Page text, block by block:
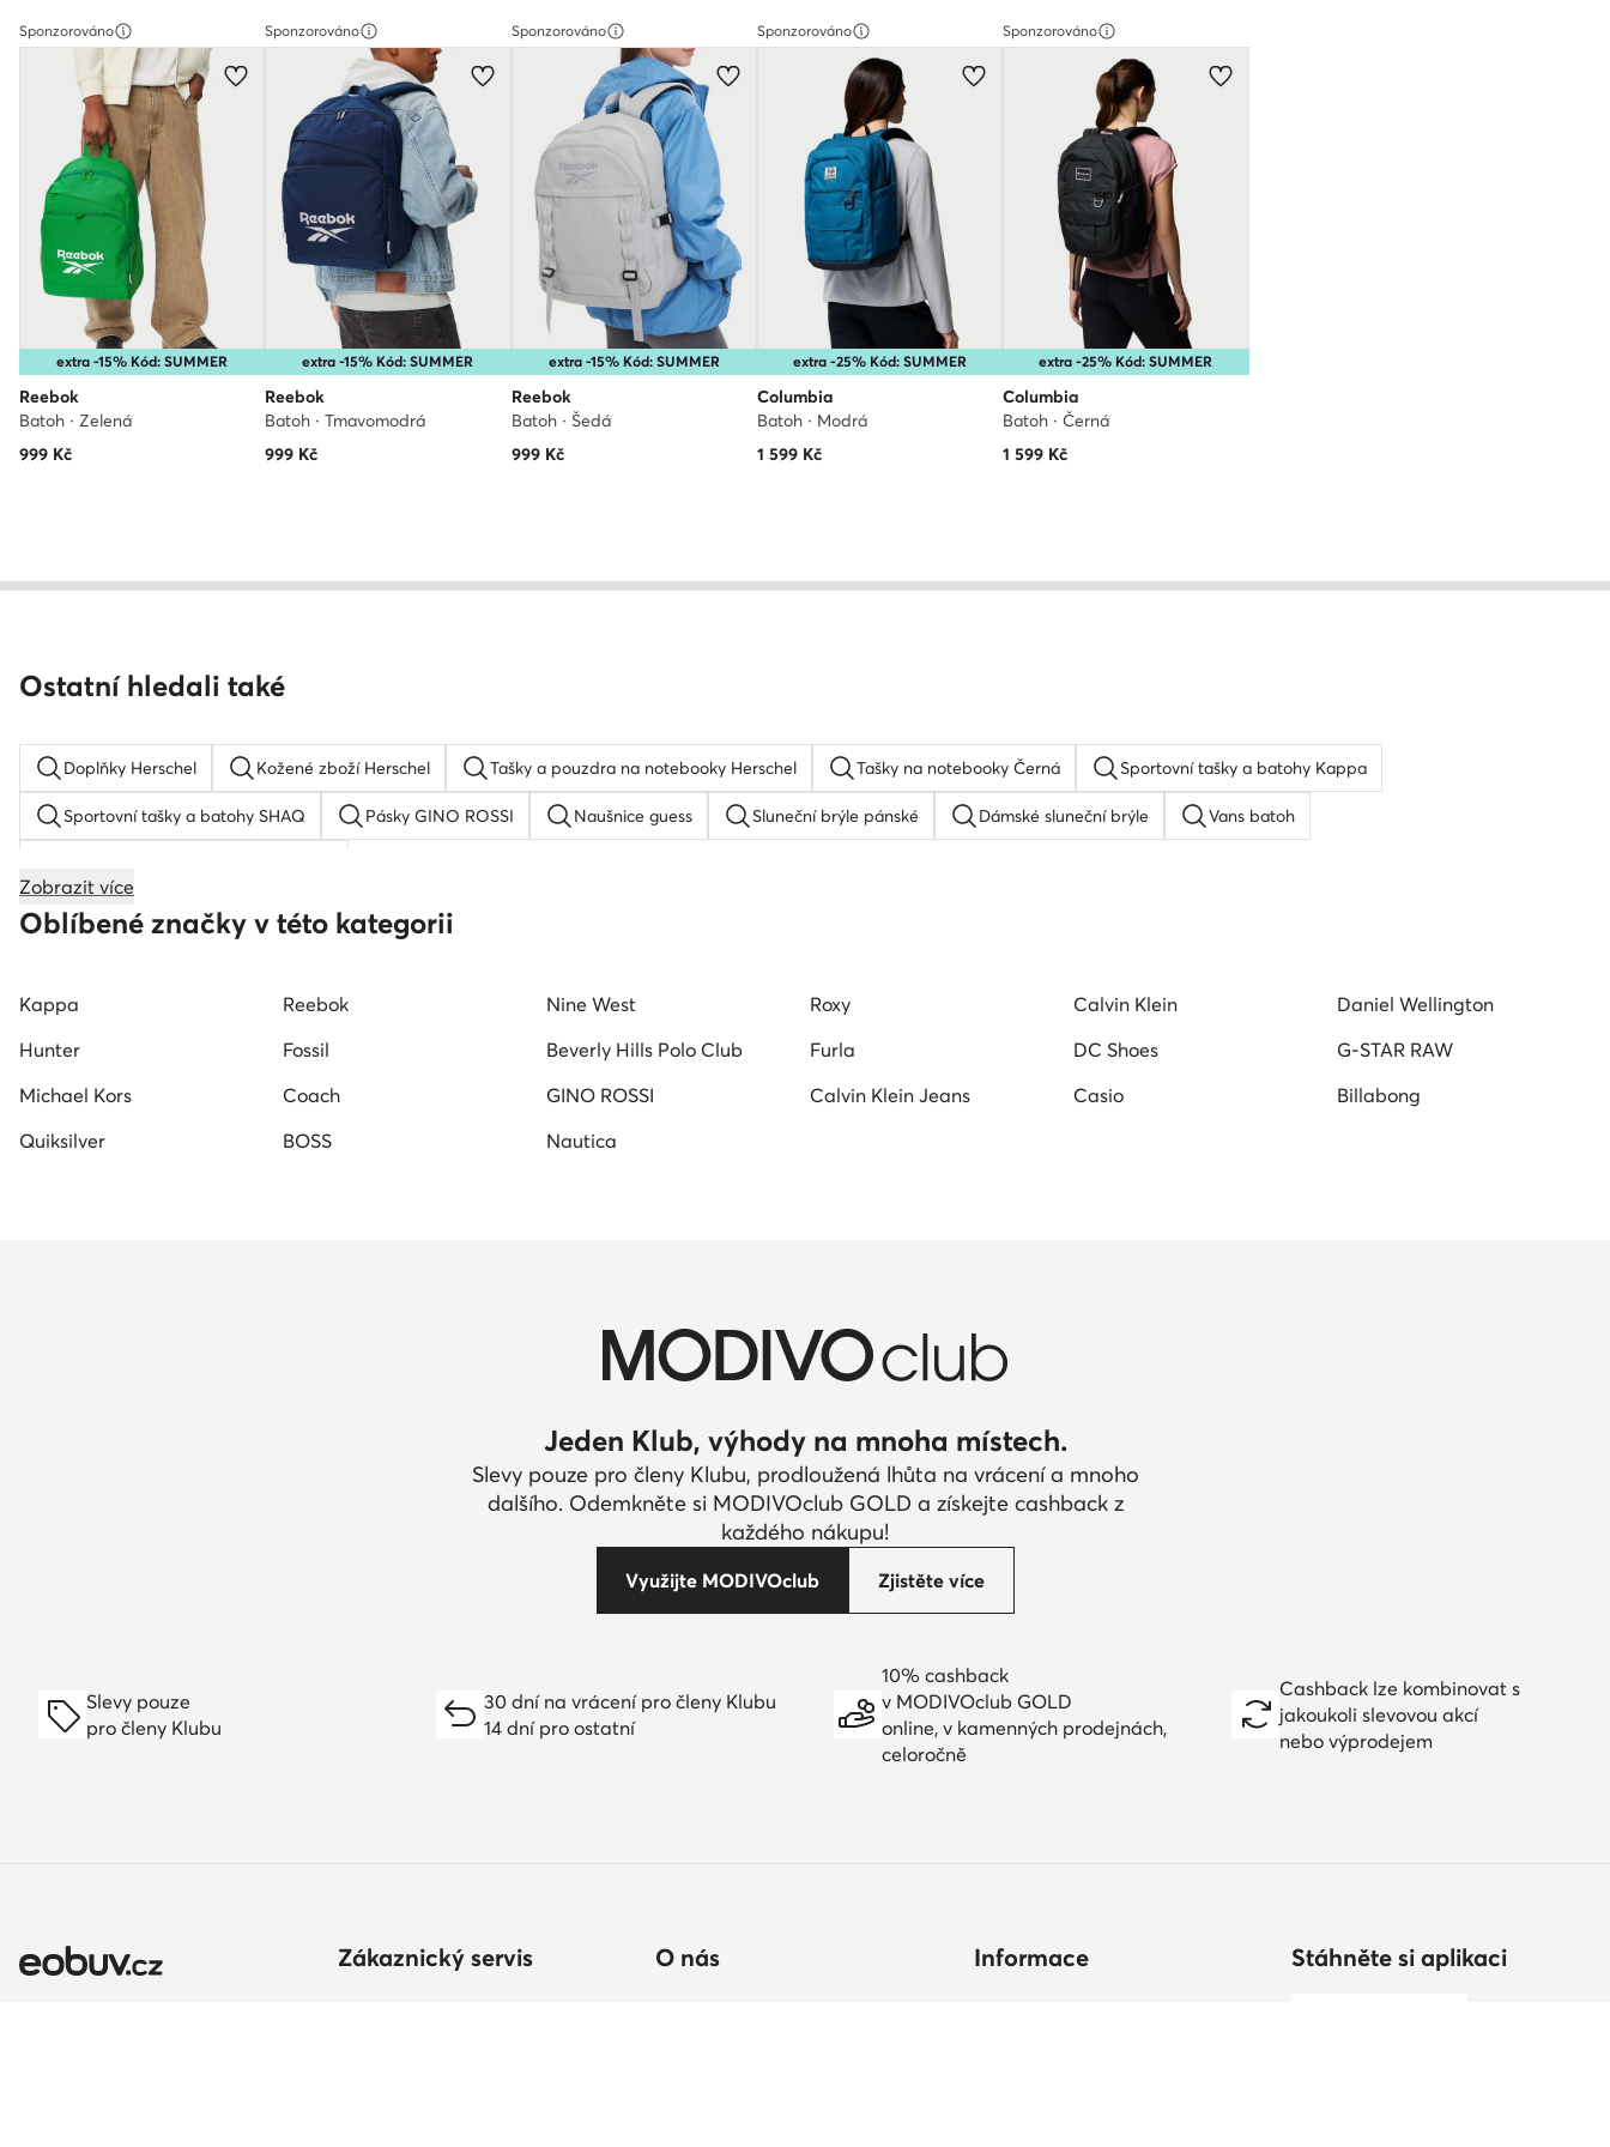
Sponzorováno
extra -15% Kód: SUMMER
Reebok
Batoh · Zelená
999 Kč
Sponzorováno
extra -15% Kód: SUMMER
Reebok
Batoh · Tmavomodrá
999 Kč
Sponzorováno
extra -15% Kód: SUMMER
Reebok
Batoh · Šedá
999Kč
Sponzorováno
extra -25% Kód: SUMMER
Columbia
Batoh · Modrá
1 599Kč
Sponzorováno
extra -25% Kód: SUMMER
Columbia
Batoh · Černá
1 599 Kč
Ostatní hledali také
Doplňky Herschel Kožené zboží Herschel Tašky a pouzdra na notebooky Herschel Tašky na notebooky Černá Sportovní tašky a batohy Kappa
Sportovní tašky a batohy SHAQ Pásky GINO ROSSI Naušnice guess Sluneční brýle pánské Dámské sluneční brýle Vans batoh
Dámská kšiltovka G-Shock Dámský klobouk
Zobrazit více
Oblíbené značky v této kategorii
Kappa Reebok Nine West Roxy Calvin Klein
Daniel Wellington
Hunter
Fossil Beverly Hills Polo Club Furla DC Shoes
G-STAR RAW
Michael Kors
Coach GINO ROSSI Calvin Klein Jeans Casio
Billabong
Quiksilver
BOSS Nautica
Jeden Klub, výhody na mnoha místech.
Slevy pouze pro členy Klubu, prodloužená lhůta na vrácení a mnoho
dalšího. Odemkněte si MODIVOclub GOLD a získejte cashback z
každého nákupu!
Využijte MODIVOclub Zjistěte více
Slevy pouze
pro členy Klubu
30 dní na vrácení pro členy Klubu
14 dní pro ostatní
10% cashback
v MODIVOclub GOLD
online, v kamenných prodejnách,
celoročně
Cashback lze kombinovat s
jakoukoli slevovou akcí
nebo výprodejem
Zákaznický servis O nás Informace Stáhněte si aplikaci